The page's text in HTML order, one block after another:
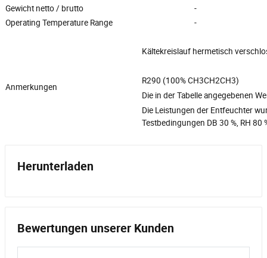
Gewicht netto / brutto
-
Operating Temperature Range
-
Anmerkungen
Kältekreislauf hermetisch
R290 (100% CH3CH2CH3)
Die in der Tabelle angegebenen
Die Leistungen der Entfeuchter
Testbedingungen DB 30 %, RH 80
Herunterladen
Bewertungen unserer Kunden